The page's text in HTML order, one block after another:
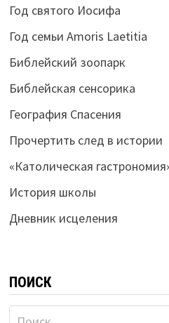
Год святого Иосифа
Год семьи Amoris Laetitia
Библейский зоопарк
Библейская сенсорика
География Спасения
Прочертить след в истории
«Католическая
История школы
Дневник исцеления
ПОИСК
Найти: